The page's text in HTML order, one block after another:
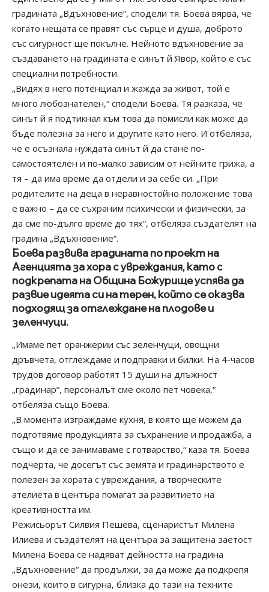
градината „Вдъхновение“, сподели тя. Боева вярва, че
когато нещата се правят със сърце и душа, доброто
със сигурност ще покълне. Нейното вдъхновение за
създаването на градината е синът й Явор, който е със
специални потребности.
„Видях в него потенциал и жажда за живот, той е
много любознателен,“ сподели Боева. Тя разказа, че
синът й я подтикнал към това да помисли как може да
бъде полезна за него и другите като него. И отбеляза,
че е осъзнала нуждата синът й да стане по-
самостоятелен и по-малко зависим от нейните грижа, а
тя – да има време да отдели и за себе си. „При
родителите на деца в неравностойно положение това
е важно – да се съхраним психически и физически, за
да сме по-дълго време до тях“, отбеляза създателят на
градина „Вдъхновение“.
Боева развива градината по проект на
Агенцията за хора с увреждания, като с
подкрепата на Община Божурище успява да
развие идеята си на терен, който се оказва
подходящ за отглеждане на плодове и
зеленчуци.
„Имаме пет оранжерии със зеленчуци, овощни
дръвчета, отглеждаме и подправки и билки. На 4-часов
трудов договор работят 15 души на длъжност
„градинар“, персоналът сме около пет човека,“
отбеляза също Боева.
„В момента изграждаме кухня, в която ще можем да
подготвяме продукцията за съхранение и продажба, а
също и да се занимаваме с готварство,“ каза тя. Боева
подчерта, че досегът със земята и градинарството е
полезен за хората с увреждания, а творческите
ателиета в центъра помагат за развитието на
креативността им.
Режисьорът Силвия Пешева, сценаристът Милена
Илиева и създателят на центъра за защитена заетост
Милена Боева се надяват дейността на градина
„Вдъхновение“ да продължи, за да може да подкрепя
онези, които в сигурна, близка до тази на техните